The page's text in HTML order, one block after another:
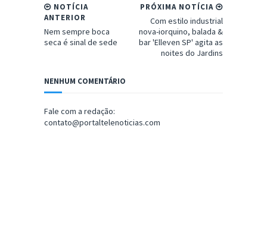
PRÓXIMA NOTÍCIA
Com estilo industrial
nova-iorquino, balada &
bar 'Elleven SP' agita as
noites do Jardins
NOTÍCIA
ANTERIOR
Nem sempre boca
seca é sinal de sede
NENHUM COMENTÁRIO
Fale com a redação:
contato@portaltelenoticias.com